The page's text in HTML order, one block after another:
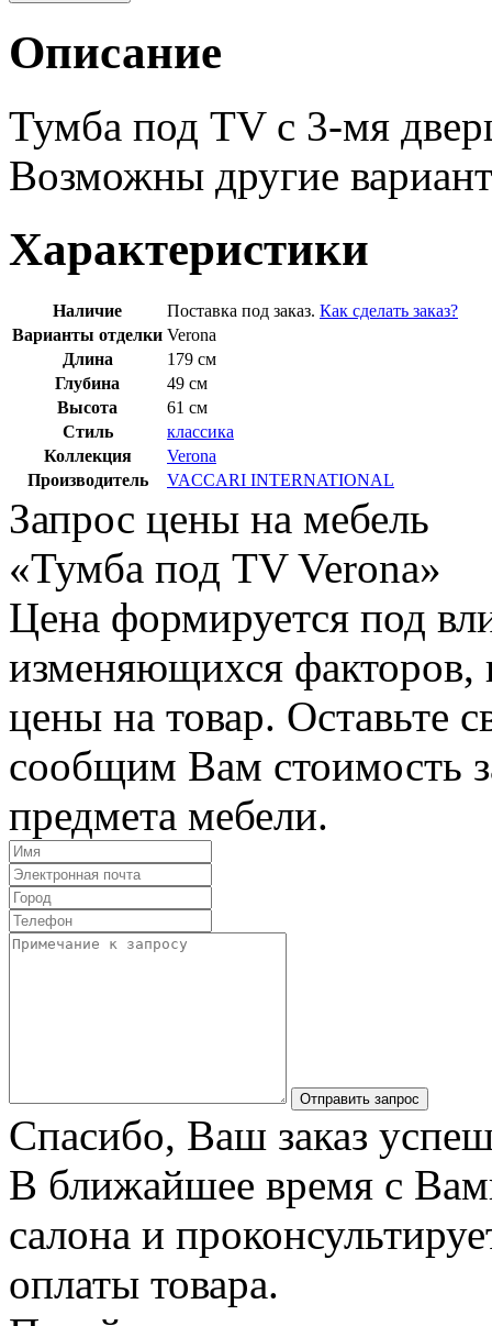
Описание
Тумба под TV c 3-мя
Возможны другие
Характеристики
Наличие Поставка под заказ. Как сделать заказ?
Варианты отделки Verona
Длина
179 см
Глубина
49 см
Высота
61 см
Стиль
классика
Коллекция
Verona
Производитель
VACCARI INTERNATIONAL
Запрос цены на мебель
«Тумба под TV Verona»
Цена формируется под
изменяющихся факторов,
цены на товар. Оставьте
сообщим Вам стоимость
предмета мебели.
Отправить запрос
Спасибо, Ваш заказ
В ближайшее время с
салона и
оплаты товара.